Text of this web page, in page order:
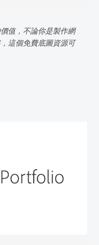
值，不論你是製作網
這個免費底圖資源可